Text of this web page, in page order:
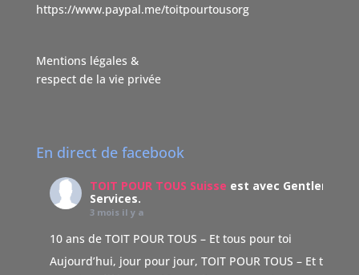
https://www.paypal.me/toitpourtousorg
Mentions légales &
respect de la vie privée
En direct de facebook
TOIT POUR TOUS Suisse est avec Gentleman
Services.
3 mois il y a
10 ans de TOIT POUR TOUS – Et tous pour toi
Aujourd’hui, jour pour jour, TOIT POUR TOUS – Et tous